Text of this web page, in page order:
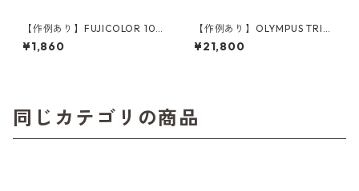
【作例あり】FUJICOLOR 100
36枚撮り 35mmカラーネガフ
ィルム 富士フイルム フジカラ
¥1,860
【作例あり】OLYMPUS TRIP3
5 / D.Zuiko 40mm F2.8 オー
バーホール済み オリンパス フ
¥21,800
同じカテゴリの商品